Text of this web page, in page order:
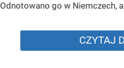
Odnotowano go w Niemczech,
CZYTAJ